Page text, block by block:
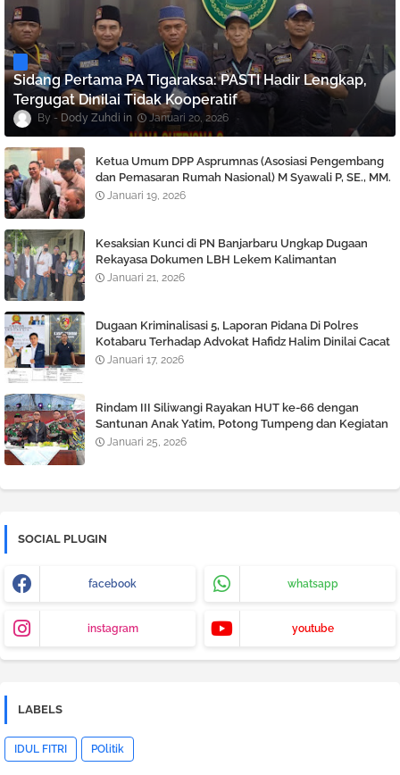
Sidang Pertama PA Tigaraksa: PASTI Hadir Lengkap,
Tergugat Dinilai Tidak Kooperatif
Dody Zuhdi Januari 20, 2026
Ketua Umum DPP Asprumnas (Asosiasi Pengembang
dan Pemasaran Rumah Nasional) M Syawali P, SE., MM.
Angkat bicara Terkait Berlaku nya KUHP dan KUHAP
Januari 19, 2026
Kesaksian Kunci di PN Banjarbaru Ungkap Dugaan
Rekayasa Dokumen LBH Lekem Kalimantan
Januari 21, 2026
Dugaan Kriminalisasi 5, Laporan Pidana Di Polres
Kotabaru Terhadap Advokat Hafidz Halim Dinilai Cacat
Hukum
Januari 17, 2026
Rindam III Siliwangi Rayakan HUT ke-66 dengan
Santunan Anak Yatim, Potong Tumpeng dan Kegiatan
Tril Adventure
Januari 25, 2026
SOCIAL PLUGIN
facebook whatsapp
instagram youtube
LABELS
IDUL FITRI POlitik